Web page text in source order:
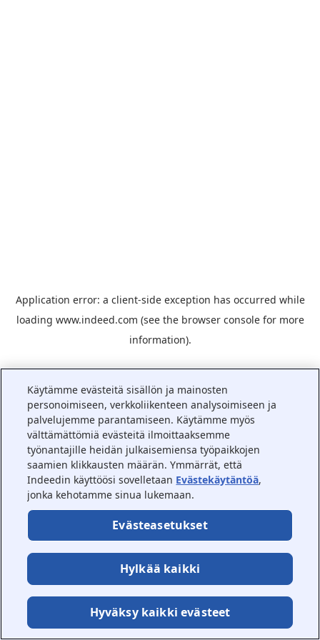
Application error: a client-side exception has occurred while
loading www.indeed.com (see the browser consolefor more
information).
Käytämme evästeitä sisällön ja mainosten
personoimiseen, verkkoliikenteen analysoimiseen ja
palvelujemme parantamiseen. Käytämme myös
välttämättömiä evästeitä ilmoittaaksemme
työnantajille heidän julkaisemiensa työpaikkojen
saamien klikkausten määrän. Ymmärrät, että
Indeedin käyttöösi sovelletaan Evästekäytäntöä,
jonka kehotamme sinua lukemaan.
Evästeasetukset
Hylkää kaikki
Hyväksy kaikki evästeet